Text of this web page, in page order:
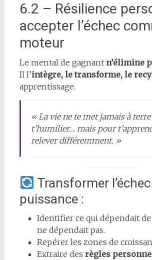
6.2 – Résilience
accepter l’échec
moteur
Le mental de gagnant n’élimine
Il l’intègre, le transforme, le
apprentissage.
« La vie ne te met jamais à
t’humilier… mais pour
relever différemment. »
Transformer
puissance :
Identifier ce qui dépendait
ne dépendait pas.
Repérer les zones de
Extraire des règles